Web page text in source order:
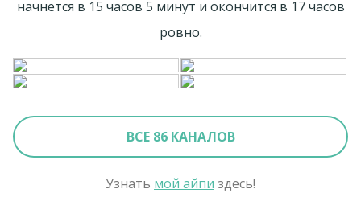
начнется в 15 часов 5 минут и окончится в 17 часов
ровно.
ВСЕ 86 КАНАЛОВ
Узнать мой айпи здесь!